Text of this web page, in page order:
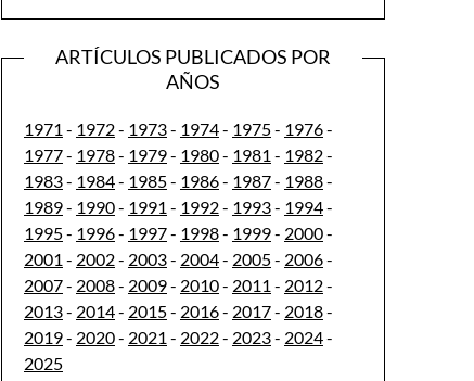
ARTÍCULOS PUBLICADOS POR
AÑOS
1971 - 1972- 1973- 1974- 1975- 1976-
1977- 1978- 1979- 1980- 1981 - 1982-
1983- 1984- 1985- 1986- 1987- 1988-
1989- 1990- 1991 - 1992- 1993- 1994-
1995- 1996- 1997- 1998- 1999- 2000-
2001 - 2002- 2003- 2004- 2005- 2006-
2007- 2008- 2009- 2010- 2011 - 2012-
2013- 2014- 2015- 2016- 2017- 2018-
2019- 2020- 2021 - 2022- 2023- 2024-
2025